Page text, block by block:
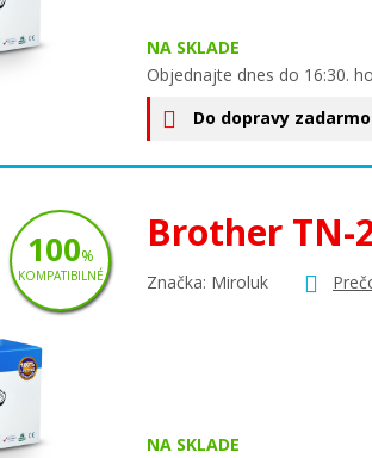
NA SKLADE
Objednajte dnes do 16:30.
Do dopravy zadarmo
Brother TN-
Značka: Miroluk
NA SKLADE
100%
KOMPATIBILNÉ